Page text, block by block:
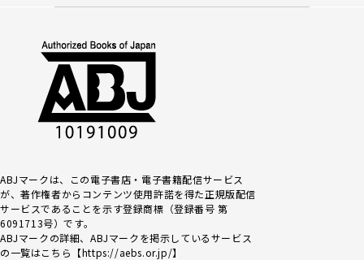
ABJマークは、この電子書店・電子書籍配信サービス
が、著作権者からコンテンツ使用許諾を得た正規版配信
サービスであるこ とを示す登録商標（登録番号 第
6091713号）です。
ABJマークの詳細、ABJマークを掲示しているサービス
の一覧はこちら【https://aebs.or.jp/】